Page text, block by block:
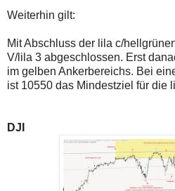
es
zu
späteren
Zeitpunkt
noch
einmal.
Sollte
weiterbestehen
bitte
Kontaktaufnahme
Weiterhin gilt:
Mit Abschluss der lila c/
V/lila 3 abgeschlossen. Erst
im gelben Ankerbereichs. Bei
ist 10550 das Mindestziel für die
DJI